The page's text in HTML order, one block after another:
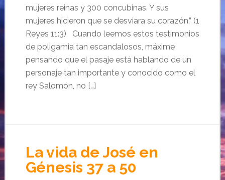
mujeres reinas y 300 concubinas. Y sus
mujeres hicieron que se desviara su corazón.” (1
Reyes 11:3) Cuando leemos estos testimonios
de poligamia tan escandalosos, máxime
pensando que el pasaje está hablando de un
personaje tan importante y conocido como el
rey Salomón, no […]
La vida de José en
Génesis 37 a 50